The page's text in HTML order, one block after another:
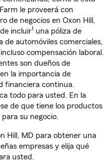
le proveerá con
de negocios en Oxon Hill,
incluir1 una póliza de
de automóviles comerciales,
compensación laboral.
son dueños de
la importancia de
financiera continua.
todo para usted. En la
de que tiene los productos
su negocio.
Hill, MD para obtener una
empresas y elija qué
usted.